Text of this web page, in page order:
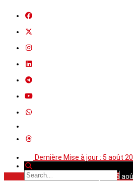
Dernière Mise à jour : 5 août
Dernière Mise à jour : 5